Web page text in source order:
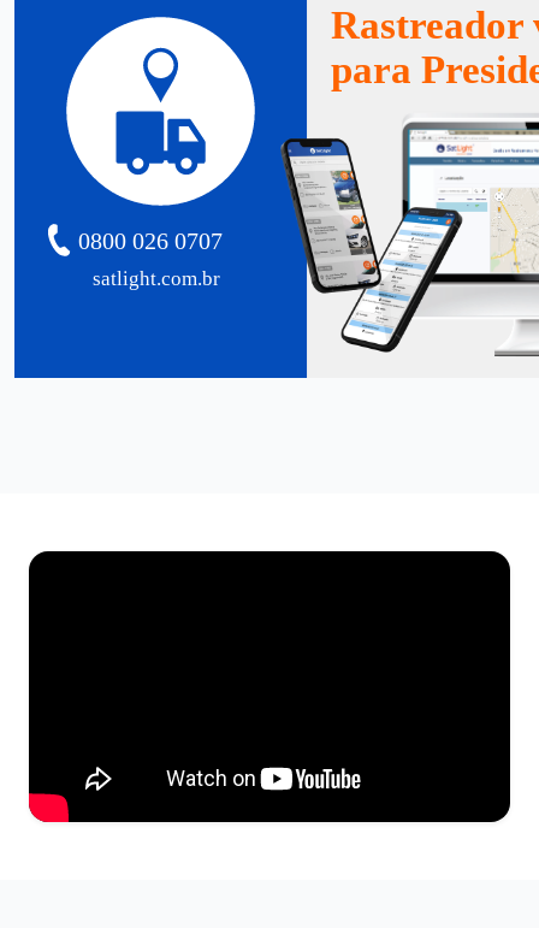
satlight.com.br
0800 026 0707
Rastreador
para